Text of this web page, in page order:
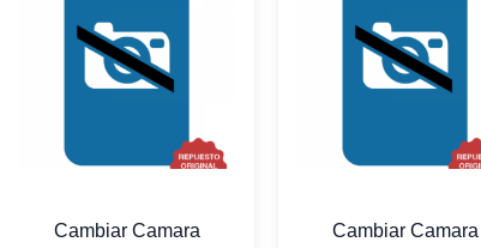
Cambiar Camara
Cambiar Camara